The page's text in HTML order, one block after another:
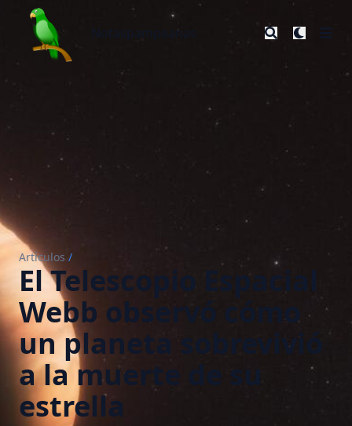
Notaspampeanas
Notaspampeanas
Artículos /
El Telescopio Espacial
Webb observó cómo
un planeta sobrevivió
a la muerte de su
estrella